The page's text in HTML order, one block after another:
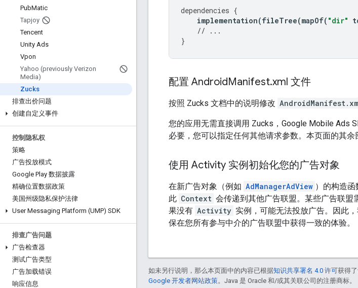
PubMatic
Tapjoy
Tencent
Unity Ads
Vpon
Yahoo (previously Verizon
Media)
Zucks
排查出价问题
创建自定义事件
控制隐私权
策略
广告投放模式
Google Play 数据披露
精确位置数据政策
美国州级隐私保护法律
User Messaging Platform (UMP) SDK
排查广告问题
广告检查器
测试广告类型
广告加载错误
响应信息
dependencies {
implementation(fileTree(mapOf( "dir"
// ...
}
配置 AndroidManifest.xml 文件
按照 Zucks 文档中的说明修改
您的应用无需直接调用 Zucks， Google Mobile Ads
必要，您可以指定任何其他请求参数。本页面的其余
使用 Activity 实例初始化您的广告对象
在新广告对象（例如 AdManagerAdView ）的构造
此 Context 会传递到其他广告联盟。某些广告联盟
果没有 Activity 实例，可能无法投放广告。因此
保在您所有参与中介的广告联盟中获得一致的体验。
如未另行说明，那么本页面中的内容已根据知识共享署名 4.0 许可获得
Google 开发者网站政策。Java 是 Oracle 和/或其关联公司的注册商标。